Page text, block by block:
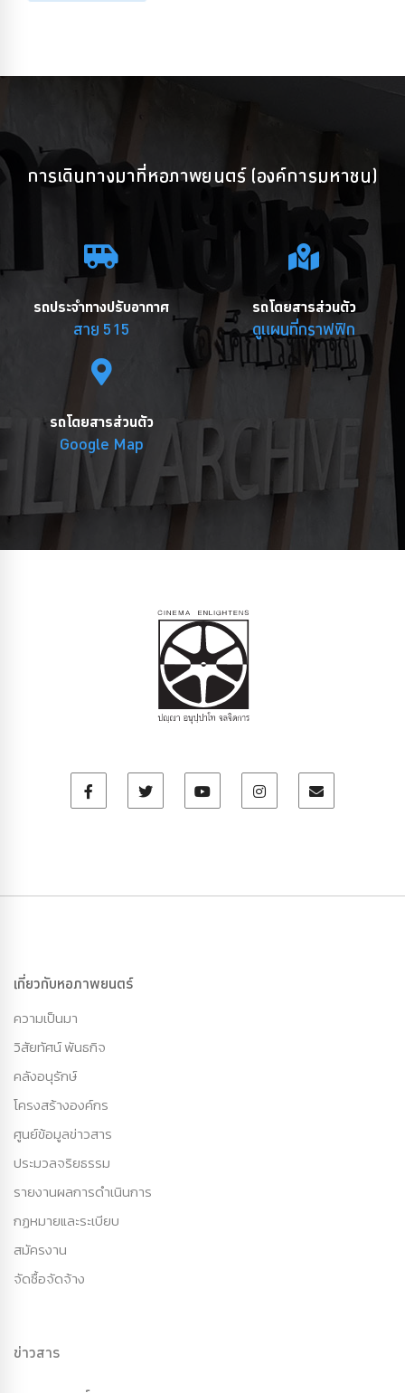
การเดินทางมาที่หอภาพยนตร์ (องค์การมหาชน)
รถประจำทางปรับอากาศ
สาย 515
รถโดยสารส่วนตัว
ดูแผนที่กราฟฟิก
รถโดยสารส่วนตัว
Google Map
เกี่ยวกับหอภาพยนตร์
ความเป็นมา
วิสัยทัศน์ พันธกิจ
คลังอนุรักษ์
โครงสร้างองค์กร
ศูนย์ข้อมูลข่าวสาร
ประมวลจริยธรรม
รายงานผลการดำเนินการ
กฏหมายและระเบียบ
สมัครงาน
จัดซื้อจัดจ้าง
ข่าวสาร